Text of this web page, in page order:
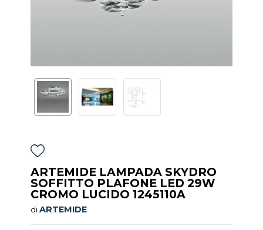
ARTEMIDE LAMPADA SKYDRO
SOFFITTO PLAFONE LED 29W
CROMO LUCIDO 1245110A
diARTEMIDE